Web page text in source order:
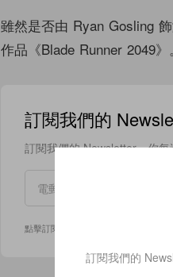
雖然是否由 Ryan Gosling
作品《Blade Runner 2049》。
訂閱我們的
訂閱我們的 Newsletter，你
點擊訂閱即表示您同意我們的
訂閱我們的